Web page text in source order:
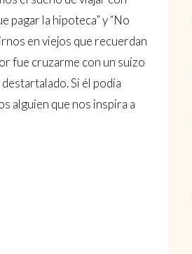
pagar la hipoteca” y “No
en viejos que recuerdan
fue cruzarme con un suizo
Si él podía
alguien que nos inspira a